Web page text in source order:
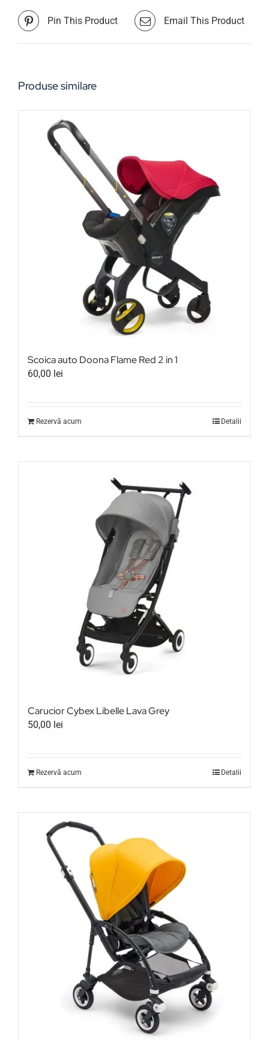
Pin This Product Email This Product
Produse similare
Scoica auto Doona Flame Red 2 in 1
60,00 lei
Rezervă acum Detalii
Carucior Cybex Libelle Lava Grey
50,00 lei
Rezervă acum Detalii